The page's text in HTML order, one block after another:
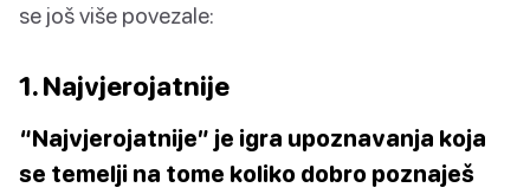
se još više povezale:
1. Najvjerojatnije
“Najvjerojatnije” je igra upoznavanja koja
se temelji na tome koliko dobro poznaješ